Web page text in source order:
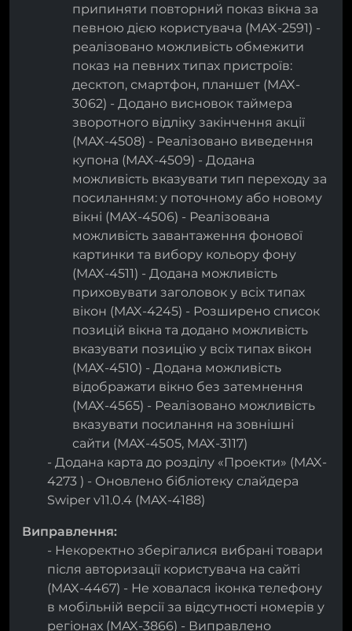
припиняти повторний показ вікна за
певною дією користувача (MAX-2591) -
реалізовано можливість обмежити
показ на певних типах пристроїв:
десктоп, смартфон, планшет (MAX-
3062) - Додано висновок таймера
зворотного відліку закінчення акції
(MAX-4508) - Реалізовано виведення
купона (MAX-4509) - Додана
можливість вказувати тип переходу за
посиланням: у поточному або новому
вікні (MAX-4506) - Реалізована
можливість завантаження фонової
картинки та вибору кольору фону
(MAX-4511) - Додана можливість
приховувати заголовок у всіх типах
вікон (MAX-4245) - Розширено список
позицій вікна та додано можливість
вказувати позицію у всіх типах вікон
(MAX-4510) - Додана можливість
відображати вікно без затемнення
(MAX-4565) - Реалізовано можливість
вказувати посилання на зовнішні
сайти (MAX-4505, MAX-3117)
- Додана карта до розділу «Проекти» (MAX-
4273 ) - Оновлено бібліотеку слайдера
Swiper v11.0.4 (MAX-4188)
Виправлення:
- Некоректно зберігалися вибрані товари
після авторизації користувача на сайті
(MAX-4467) - Не ховалася іконка телефону
в мобільній версії за відсутності номерів у
регіонах (MAX-3866) - Виправлено